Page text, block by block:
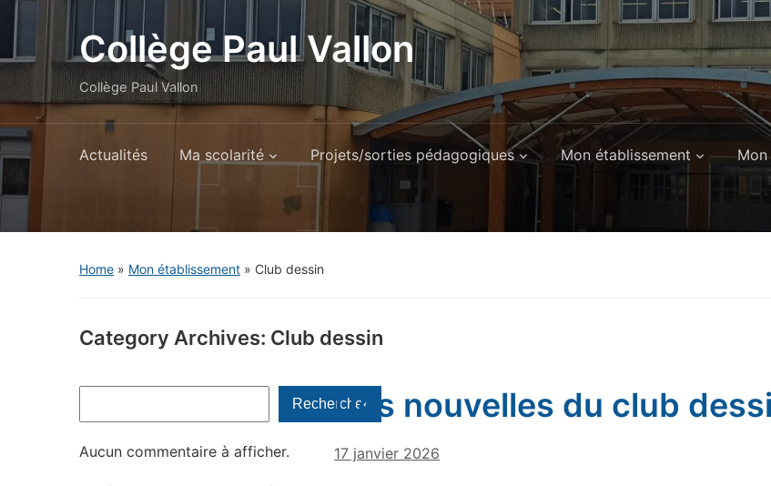
Collège Paul Vallon
Collège Paul Vallon
Actualités Ma scolarité Projets/sorties pédagogiques Mon établissement
Home » Mon établissement » Club dessin
Category Archives: Club dessin
Rechercher
Aucun commentaire à afficher.
Des nouvelles du club
17 janvier 2026
Panneau de gestion des cookies